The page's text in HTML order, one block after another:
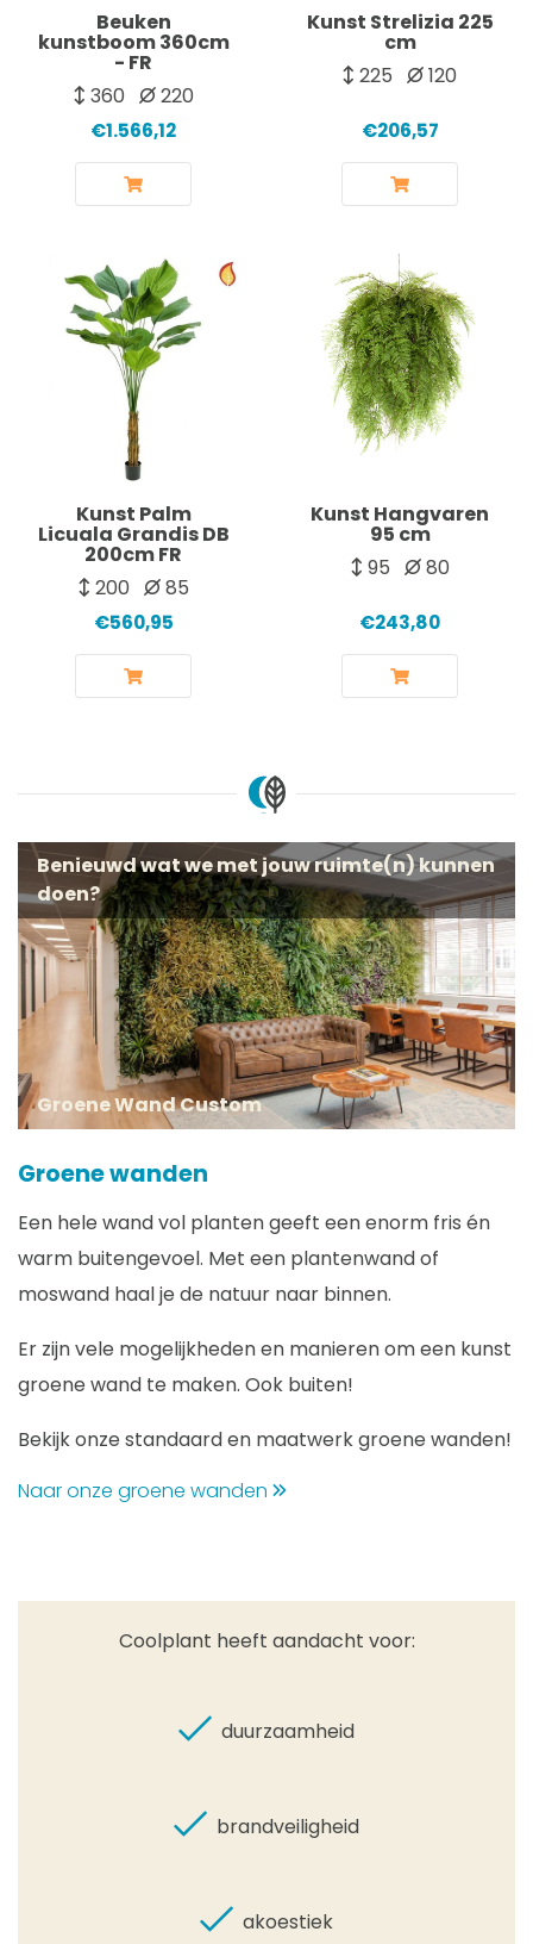
Beuken
kunstboom 360cm
- FR
360
220
€1.566,12
Kunst Strelizia 225
cm
225
120
€206,57
Kunst Palm
Licuala Grandis DB
200cm FR
200
85
€560,95
Kunst Hangvaren
95 cm
95
80
€243,80
Benieuwd wat we met jouw ruimte(n) kunnen
doen?
Groene Wand Custom
Groene wanden
Een hele wand vol planten geeft een enorm fris én
warm buitengevoel. Met een plantenwand of
moswand haal je de natuur naar binnen.
Er zijn vele mogelijkheden en manieren om een kunst
groene wand te maken. Ook buiten!
Bekijk onze standaard en maatwerk groene wanden!
Naar onze groene wanden
Coolplant heeft aandacht voor:
duurzaamheid
brandveiligheid
akoestiek